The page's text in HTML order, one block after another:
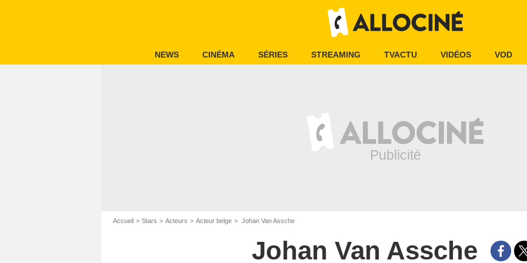
NEWS CINÉMA SÉRIES STREAMING TVACTU VIDÉOS VOD
Accueil Stars Acteurs Acteur belge Johan Van Assche
Johan Van Assche